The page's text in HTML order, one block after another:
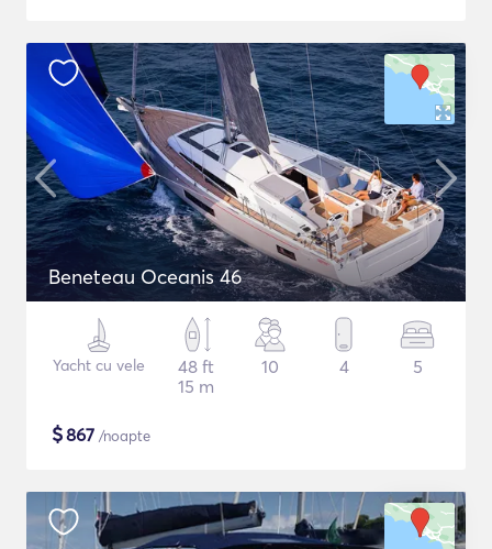
Beneteau Oceanis 46
Yacht cu vele
48 ft
15 m
10 4 5
$867 /noapte